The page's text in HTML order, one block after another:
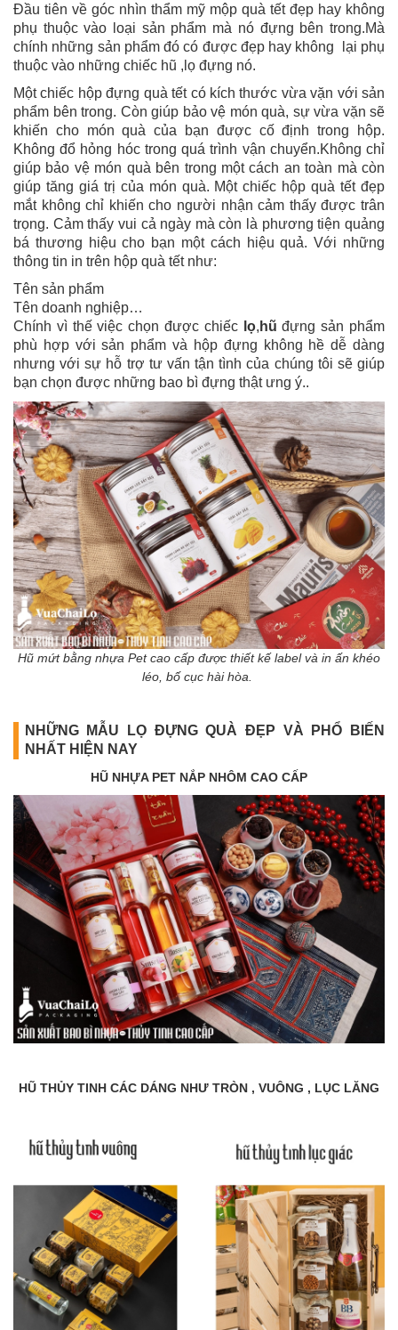
Đầu tiên về góc nhìn thẩm mỹ mộp quà tết đẹp hay không
phụ thuộc vào loại sản phẩm mà nó đựng bên trong.Mà
chính những sản phẩm đó có được đẹp hay không lại phụ
thuộc vào những chiếc hũ ,lọ đựng nó.
Một chiếc hộp đựng quà tết có kích thước vừa vặn với sản
phẩm bên trong. Còn giúp bảo vệ món quà, sự vừa vặn sẽ
khiến cho món quà của bạn được cố định trong hộp.
Không đổ hỏng hóc trong quá trình vận chuyển.Không chỉ
giúp bảo vệ món quà bên trong một cách an toàn mà còn
giúp tăng giá trị của món quà. Một chiếc hộp quà tết đẹp
mắt không chỉ khiến cho người nhận cảm thấy được trân
trọng. Cảm thấy vui cả ngày mà còn là phương tiện quảng
bá thương hiệu cho bạn một cách hiệu quả. Với những
thông tin in trên hộp quà tết như:
Tên sản phẩm
Tên doanh nghiệp…
Chính vì thế việc chọn được chiếclọ, hũ đựng sản phẩm
phù hợp với sản phẩm và hộp đựng không hề dễ dàng
nhưng với sự hỗ trợ tư vấn tận tình của chúng tôi sẽ giúp
bạn chọn được những bao bì đựng thật ưng ý..
Hũ mứt bằng nhựa Pet cao cấp được thiết kế label và in ấn khéo
léo, bố cục hài hòa.
NHỮNG MẪU LỌ ĐỰNG QUÀ ĐẸP VÀ PHỔ BIẾN
NHẤT HIỆN NAY
HŨ NHỰA PET NẮP NHÔM CAO CẤP
HŨ THỦY TINH CÁC DÁNG NHƯ TRÒN , VUÔNG , LỤC LĂNG